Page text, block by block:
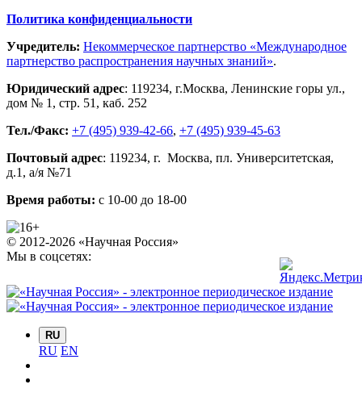
Политика конфиденциальности
Учредитель: Некоммерческое партнерство «Международное
партнерство распространения научных знаний».
Юридический адрес: 119234, г.Москва, Ленинские горы ул.,
дом № 1, стр. 51 , каб. 252
Тел./Факс: +7 (495) 939-42-66, +7 (495) 939-45-63
Почтовый адрес: 119234, г. Москва, пл. Университетская,
д.1 , а/я №71
Время работы: с 10-00 до 18-00
© 2012-2026 «Научная Россия»
Мы в соцсетях:
RU
RU EN